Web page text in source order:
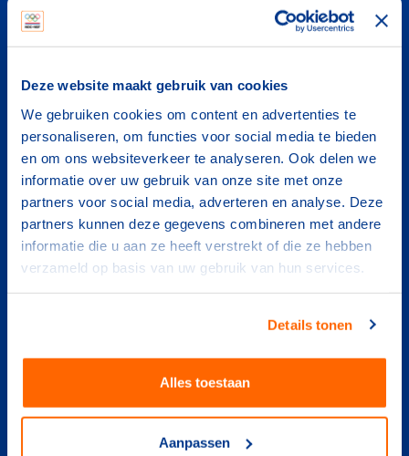
Deze website maakt gebruik van cookies
We gebruiken cookies om content en advertenties te
personaliseren, om functies voor social media te bieden
en om ons websiteverkeer te analyseren. Ook delen we
informatie over uw gebruik van onze site met onze
partners voor social media, adverteren en analyse. Deze
partners kunnen deze gegevens combineren met andere
informatie die u aan ze heeft verstrekt of die ze hebben
verzameld op basis van uw gebruik van hun services.
Details tonen
Alles toestaan
Aanpassen
Visie op jeugdsport